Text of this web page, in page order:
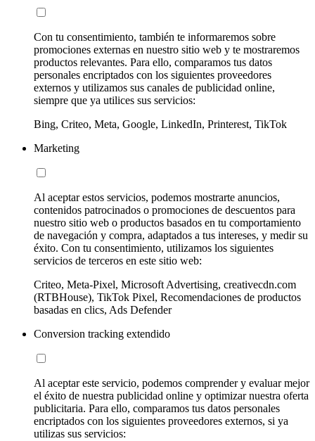
Con tu consentimiento, también te informaremos sobre
promociones externas en nuestro sitio web y te mostraremos
productos relevantes. Para ello, comparamos tus datos
personales encriptados con los siguientes proveedores
externos y utilizamos sus canales de publicidad online,
siempre que ya utilices sus servicios:
Bing, Criteo, Meta, Google, LinkedIn, Printerest, TikTok
Marketing
Al aceptar estos servicios, podemos mostrarte anuncios,
contenidos patrocinados o promociones de descuentos para
nuestro sitio web o productos basados en tu comportamiento
de navegación y compra, adaptados a tus intereses, y medir su
éxito. Con tu consentimiento, utilizamos los siguientes
servicios de terceros en este sitio web:
Criteo, Meta-Pixel, Microsoft Advertising, creativecdn.com
(RTBHouse), TikTok Pixel, Recomendaciones de productos
basadas en clics, Ads Defender
Conversion tracking extendido
Al aceptar este servicio, podemos comprender y evaluar mejor
el éxito de nuestra publicidad online y optimizar nuestra oferta
publicitaria. Para ello, comparamos tus datos personales
encriptados con los siguientes proveedores externos, si ya
utilizas sus servicios: